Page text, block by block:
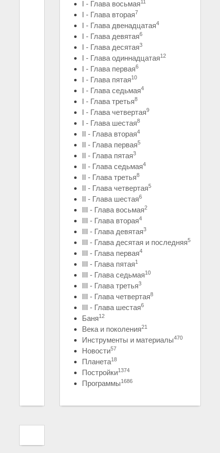
I - Глава восьмая11
I - Глава вторая7
I - Глава двенадцатая4
I - Глава девятая6
I - Глава десятая3
I - Глава одиннадцатая12
I - Глава первая6
I - Глава пятая10
I - Глава седьмая4
I - Глава третья8
I - Глава четвертая9
I - Глава шестая8
II - Глава вторая4
II - Глава первая5
II - Глава пятая3
II - Глава седьмая4
II - Глава третья8
II - Глава четвертая5
II - Глава шестая6
III - Глава восьмая2
III - Глава вторая4
III - Глава девятая3
III - Глава десятая и последняя5
III - Глава первая4
III - Глава пятая1
III - Глава седьмая10
III - Глава третья3
III - Глава четвертая8
III - Глава шестая6
Баня12
Века и поколения21
Инструменты и материалы470
Новости57
Планета18
Постройки1374
Программы1686